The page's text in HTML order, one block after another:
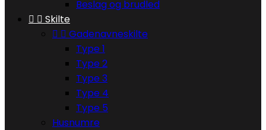
Beslag og brudled
  Skilte
  Gadenavneskilte
Type 1
Type 2
Type 3
Type 4
Type 5
Husnumre